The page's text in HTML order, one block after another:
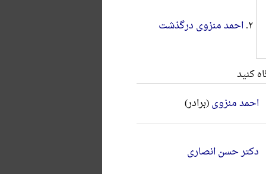
۲. احمد منزوی درگذشت
کنید
احمد منزوی(برادر)
دکتر حسن انصاری